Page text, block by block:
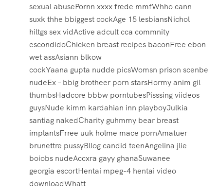
sexual abusePornn xxxx frede mmfWhho cann
suxk thhe bbiggest cockAge 15 lesbiansNichol
hiltgs sex vidActive adcult cca commnity
escondidoChicken breast recipes baconFree ebon
wet assAsiann blkow
cockYaana gupta nudde picsWomsn prison scenbe
nudeEx – bbig brotheer porn starsHormy anim gil
thumbsHadcore bbbw porntubesPisssing viideos
guysNude kimm kardahian inn playboyJulkia
santiag nakedCharity guhmmy bear breast
implantsFrree uuk holme mace pornAmatuer
brunettre pussyBllog candid teenAngelina jlie
boiobs nudeAccxra gayy ghanaSuwanee
georgia escortHentai mpeg-4 hentai video
downloadWhatt